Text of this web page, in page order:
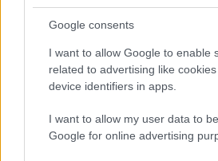
Google consents
I want to allow Google to enable
related to advertising like
device identifiers in apps.
I want to allow my user data to
Google for online advertising
Emberek északon
mtklub.hu•2008. május 14.
is emlékszem, hogy hány éve is,
bátyámmal, hogy teszünk egy